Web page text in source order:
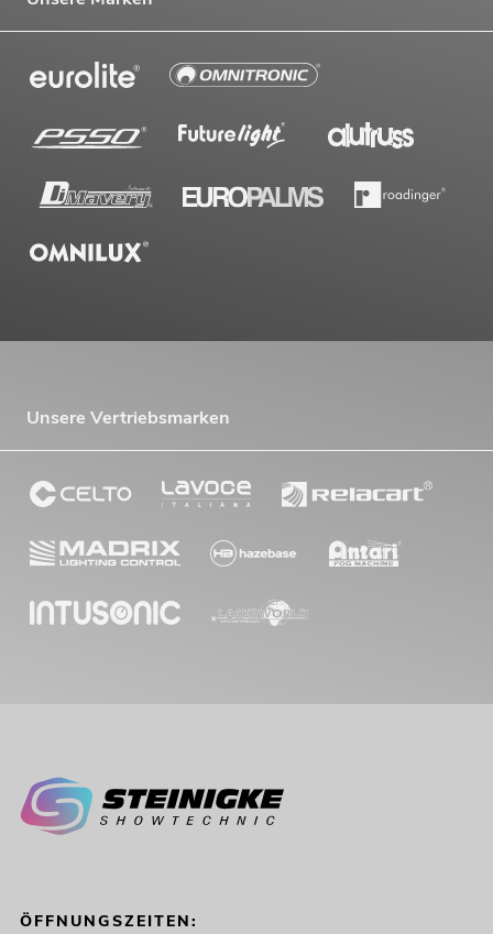
Unsere Vertriebsmarken
ÖFFNUNGSZEITEN: